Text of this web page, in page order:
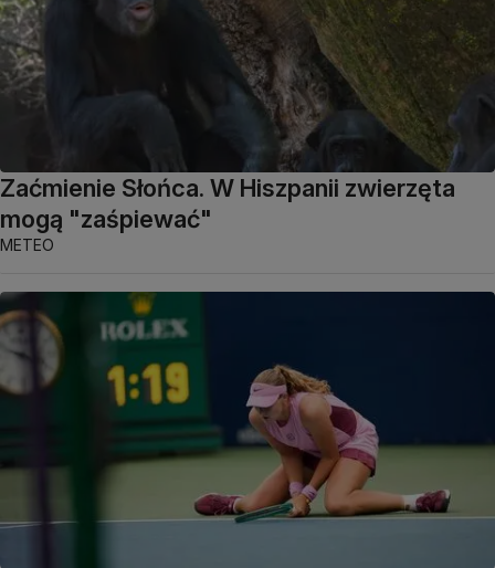
Zaćmienie Słońca. W Hiszpanii zwierzęta
mogą "zaśpiewać"
METEO